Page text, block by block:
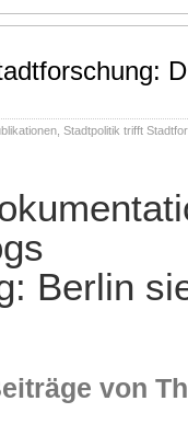
Stadtpolitik trifft
Berlin
von